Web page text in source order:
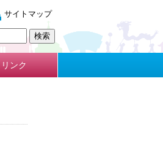
サイトマップ
リンク